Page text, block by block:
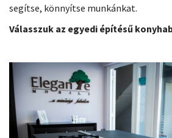
segítse, könnyítse munkánkat.
Válasszuk az egyedi építésű